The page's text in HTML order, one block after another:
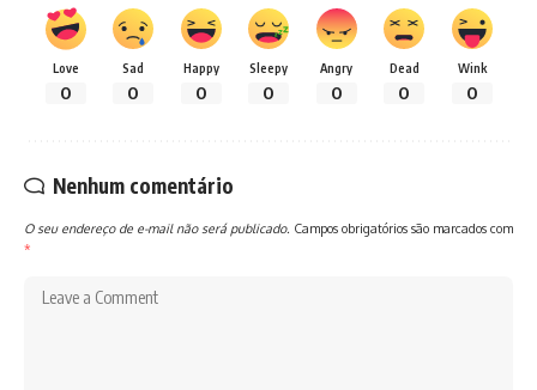
Love
0
Sad
0
Happy
0
Sleepy
0
Angry
0
Dead
0
Wink
0
Nenhum comentário
O seu endereço de e-mail não será publicado. Campos obrigatórios são marcados com
*